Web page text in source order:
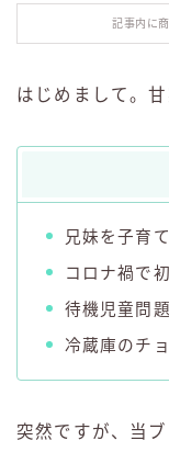
記事内に
はじめまして。
兄妹を子育
コロナ禍で
待機児童問
冷蔵庫のチ
突然ですが、当